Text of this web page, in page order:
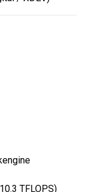
TFLOPS)